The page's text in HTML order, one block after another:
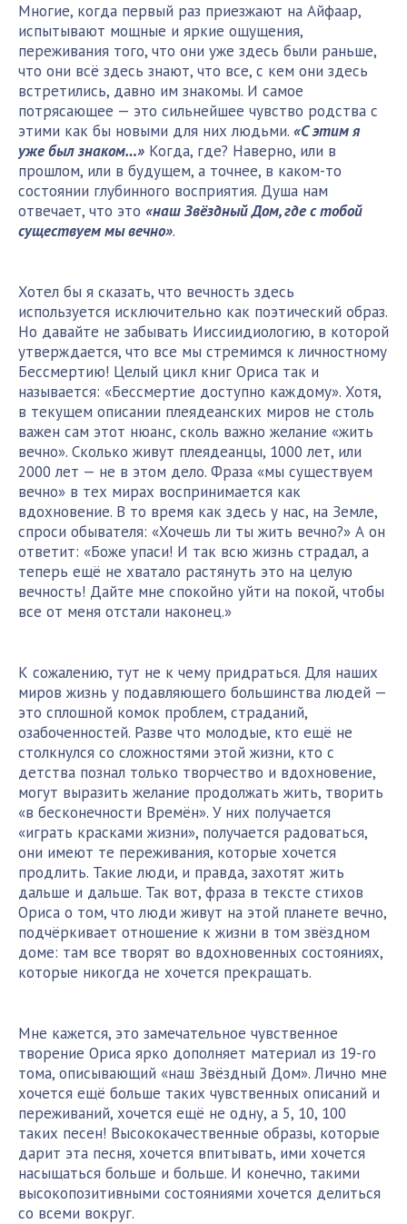
Многие, когда первый раз приезжают на Айфаар,
испытывают мощные и яркие ощущения,
переживания того, что они уже здесь были раньше,
что они всё здесь знают, что все, с кем они здесь
встретились, давно им знакомы. И самое
потрясающее — это сильнейшее чувство родства с
этими как бы новыми для них людьми. «С этим я
уже был знаком…» Когда, где? Наверно, или в
прошлом, или в будущем, а точнее, в каком-то
состоянии глубинного восприятия. Душа нам
отвечает, что это «наш Звёздный Дом, где с тобой
существуем мы вечно».
Хотел бы я сказать, что вечность здесь
используется исключительно как поэтический образ.
Но давайте не забывать Ииссиидиологию, в которой
утверждается, что все мы стремимся к личностному
Бессмертию! Целый цикл книг Ориса так и
называется: «Бессмертие доступно каждому». Хотя,
в текущем описании плеядеанских миров не столь
важен сам этот нюанс, сколь важно желание «жить
вечно». Сколько живут плеядеанцы, 1000 лет, или
2000 лет — не в этом дело. Фраза «мы существуем
вечно» в тех мирах воспринимается как
вдохновение. В то время как здесь у нас, на Земле,
спроси обывателя: «Хочешь ли ты жить вечно?» А он
ответит: «Боже упаси! И так всю жизнь страдал, а
теперь ещё не хватало растянуть это на целую
вечность! Дайте мне спокойно уйти на покой, чтобы
все от меня отстали наконец.»
К сожалению, тут не к чему придраться. Для наших
миров жизнь у подавляющего большинства людей —
это сплошной комок проблем, страданий,
озабоченностей. Разве что молодые, кто ещё не
столкнулся со сложностями этой жизни, кто с
детства познал только творчество и вдохновение,
могут выразить желание продолжать жить, творить
«в бесконечности Времён». У них получается
«играть красками жизни», получается радоваться,
они имеют те переживания, которые хочется
продлить. Такие люди, и правда, захотят жить
дальше и дальше. Так вот, фраза в тексте стихов
Ориса о том, что люди живут на этой планете вечно,
подчёркивает отношение к жизни в том звёздном
доме: там все творят во вдохновенных состояниях,
которые никогда не хочется прекращать.
Мне кажется, это замечательное чувственное
творение Ориса ярко дополняет материал из 19-го
тома, описывающий «наш Звёздный Дом». Лично мне
хочется ещё больше таких чувственных описаний и
переживаний, хочется ещё не одну, а 5, 10, 100
таких песен! Высококачественные образы, которые
дарит эта песня, хочется впитывать, ими хочется
насыщаться больше и больше. И конечно, такими
высокопозитивными состояниями хочется делиться
со всеми вокруг.